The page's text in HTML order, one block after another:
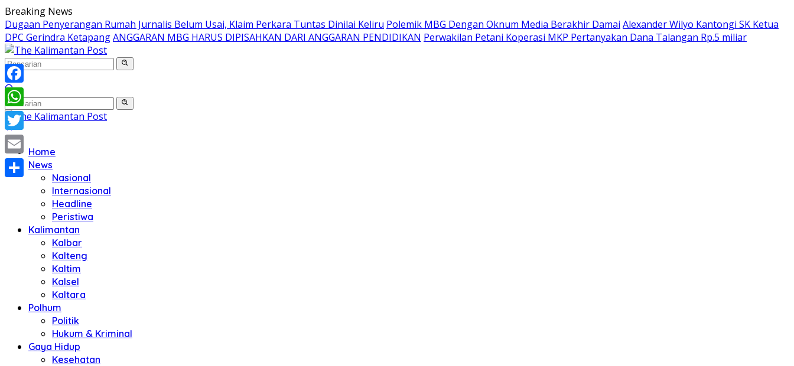
Langsung
ke
konten
Breaking News
Dugaan Penyerangan Rumah Jurnalis Belum Usai, Klaim Perkara Tuntas Dinilai Keliru Polemik MBG Dengan Oknum Media Berakhir Damai Alexander Wilyo Kantongi SK Ketua
DPC Gerindra KetapangANGGARAN MBG HARUS DIPISAHKAN DARI ANGGARAN PENDIDIKAN Perwakilan Petani Koperasi MKP Pertanyakan Dana Talangan Rp.5 miliar
Home
News
Nasional
Internasional
Headline
Peristiwa
Kalimantan
Kalbar
Kalteng
Kaltim
Kalsel
Kaltara
Polhum
Politik
Hukum & Kriminal
Gaya Hidup
Kesehatan
Facebook
WhatsApp
Twitter
Email